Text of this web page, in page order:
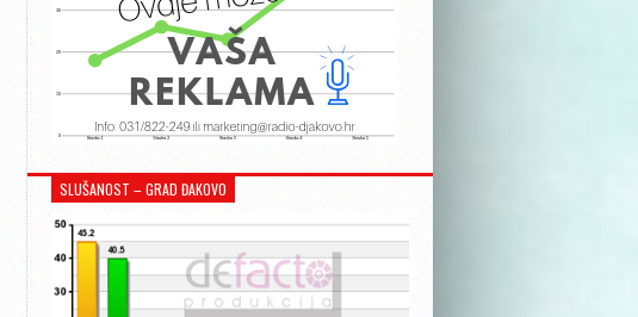
SLUŠANOST – GRAD ĐAKOVO